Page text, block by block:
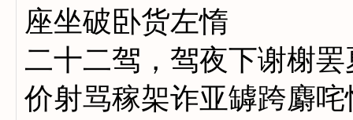
座坐破卧货左惰
二十二驾，驾夜下谢榭
价射骂稼架诈亚罅跨麝